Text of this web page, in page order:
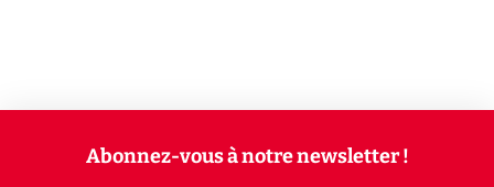
Abonnez-vous à notre newsletter !